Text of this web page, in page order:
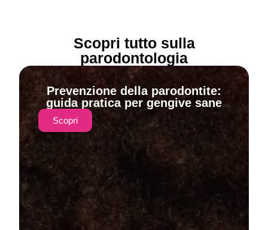
Scopri tutto sulla
parodontologia
Prevenzione della parodontite:
guida pratica per gengive sane
Scopri